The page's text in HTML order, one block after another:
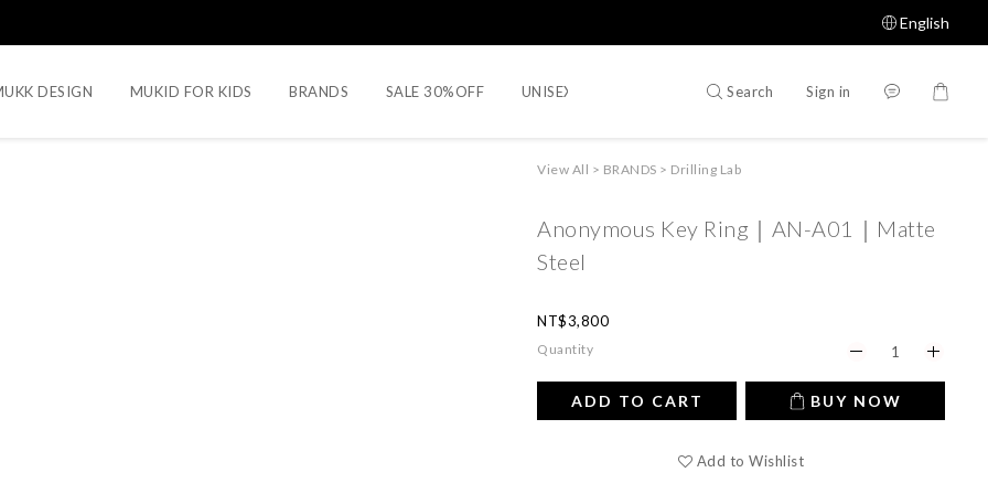
English
DESIGN MUKID FOR KIDS BRANDS SALE 30%OFF UNISEX SHOES ACCESSORIES Shop All
Search Sign in
View All > BRANDS > Drilling Lab
Anonymous Key Ring｜AN-A01｜Matte
Steel
NT$3,800
Quantity
ADD TO CART BUY NOW
Add to Wishlist